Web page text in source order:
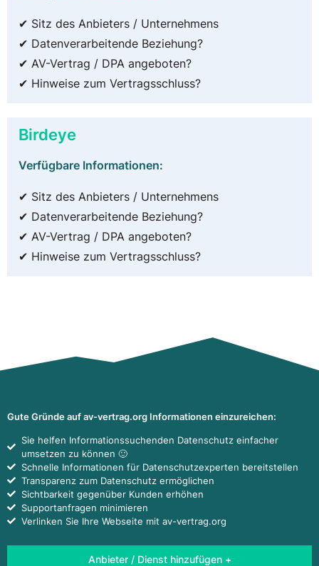
✔ Sitz des Anbieters / Unternehmens
✔ Datenverarbeitende Beziehung?
✔ AV-Vertrag / DPA angeboten?
✔ Hinweise zum Vertragsschluss?
Birdeye
Verfügbare Informationen:
✔ Sitz des Anbieters / Unternehmens
✔ Datenverarbeitende Beziehung?
✔ AV-Vertrag / DPA angeboten?
✔ Hinweise zum Vertragsschluss?
Gute Gründe auf av-vertrag.org Informationen einzureichen:
Sie helfen Informationssuchenden Datenschutz einfacher
umsetzen zu können 🙂
Schnelle Informationen für Datenschutzexperten bereitstellen
Transparenz zum Datenschutz ermöglichen
Sichtbarkeit gegenüber Kunden erhöhen
Supportanfragen minimieren
Verlinken Sie Ihre Webseite mit av-vertrag.org
Anbieter / Dienst hinzufügen +